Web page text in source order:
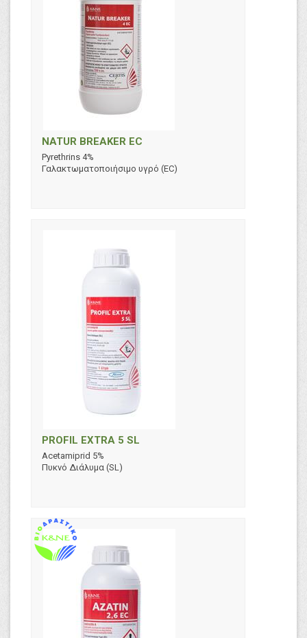
NATUR BREAKER EC
Pyrethrins 4%
Γαλακτωματοποιήσιμο υγρό (EC)
PROFIL EXTRA 5 SL
Acetamiprid 5%
Πυκνό Διάλυμα (SL)